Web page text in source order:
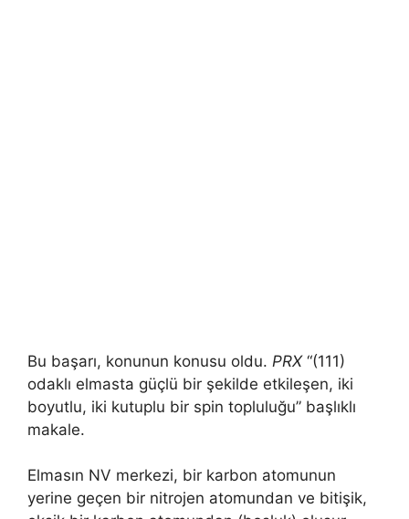
Bu başarı, konunun konusu oldu. PRX“(111)
odaklı elmasta güçlü bir şekilde etkileşen, iki
boyutlu, iki kutuplu bir spin topluluğu” başlıklı
makale.
Elmasın NV merkezi, bir karbon atomunun
yerine geçen bir nitrojen atomundan ve bitişik,